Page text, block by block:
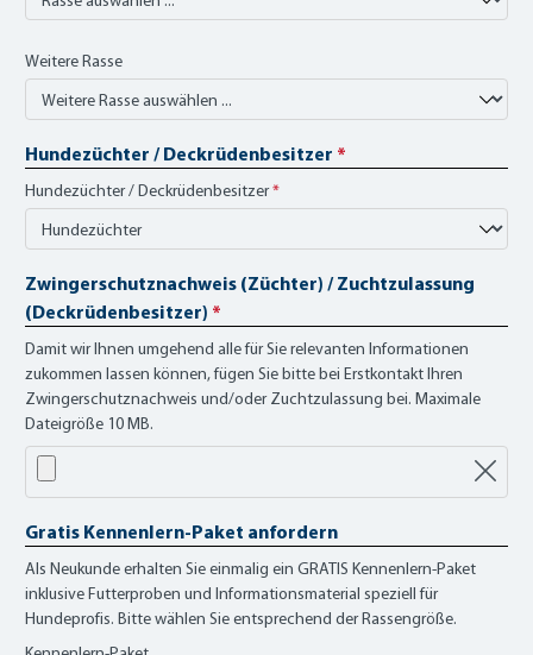
Weitere Rasse
Hundezüchter / Deckrüdenbesitzer *
Hundezüchter / Deckrüdenbesitzer*
Zwingerschutznachweis (Züchter) / Zuchtzulassung
(Deckrüdenbesitzer) *
Damit wir Ihnen umgehend alle für Sie relevanten Informationen
zukommen lassen können, fügen Sie bitte bei Erstkontakt Ihren
Zwingerschutznachweis und/oder Zuchtzulassung bei. Maximale
Dateigröße 10 MB.
Gratis Kennenlern-Paket anfordern
Als Neukunde erhalten Sie einmalig ein GRATIS Kennenlern-Paket
inklusive Futterproben und Informationsmaterial speziell für
Hundeprofis. Bitte wählen Sie entsprechend der Rassengröße.